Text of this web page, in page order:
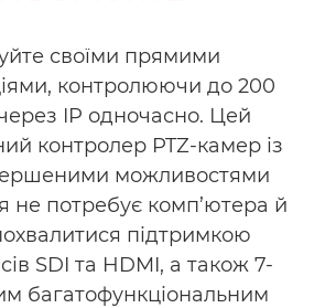
своїми прямими
контролюючи до 200
IP одночасно. Цей
контролер PTZ-камер із
можливостями
не потребує комп’ютера й
підтримкою
SDI та HDMI, а також 7-
багатофункціональним